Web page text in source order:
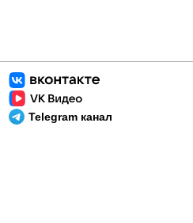
Telegram канал